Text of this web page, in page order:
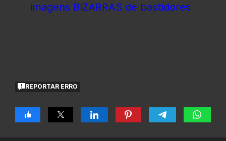
imagens BIZARRAS de bastidores
REPORTAR ERRO